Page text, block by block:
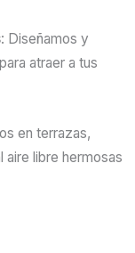
: Diseñamos y
atraer a tus
en terrazas,
aire libre hermosas